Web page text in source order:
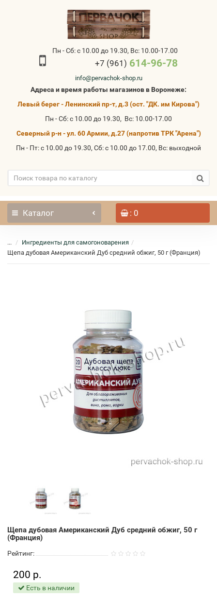
Пн - Сб: с 10.00 до 19.30, Вс: 10.00-17.00
+7 (961) 614-96-78
info@pervachok-shop.ru
Адреса и время работы магазинов в Воронеже:
Левый берег - Ленинский пр-т, д.3 (ост. "ДК. им Кирова")
Пн - Сб: с 10.00 до 19.30, Вс: 10.00-17.00
Северный р-н - ул. 60 Армии, д.27 (напротив ТРК "Арена")
Пн - Пт: с 10.00 до 19.30, Сб: с 10.00 до 17.00, Вс: выходной
Каталог : 0
...
Ингредиенты для самогоноварения
Щепа дубовая Американский Дуб средний обжиг, 50 г (Франция)
Щепа дубовая Американский Дуб средний обжиг, 50 г
(Франция)
Рейтинг:
200 р.
Есть в наличии